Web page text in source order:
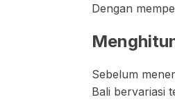
Dengan
Sebelum
Bali bervariasi